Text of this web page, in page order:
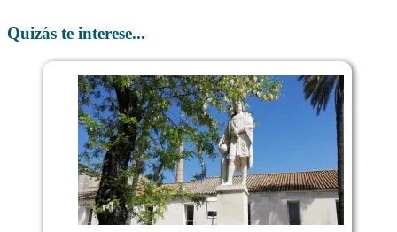
Quizás te interese...